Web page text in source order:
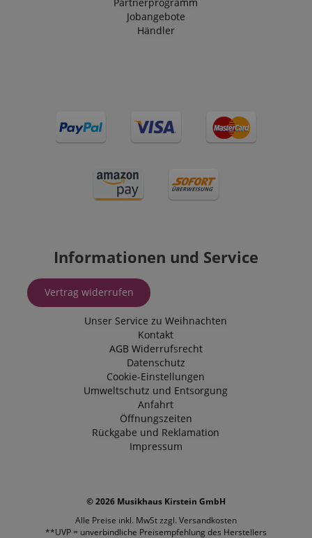
Jobangebote
Händler
Informationen und Service
Vertrag widerrufen
Unser Service zu Weihnachten
Kontakt
AGB Widerrufsrecht
Datenschutz
Cookie-Einstellungen
Umweltschutz und Entsorgung
Anfahrt
Öffnungszeiten
Rückgabe und Reklamation
Impressum
© 2026 Musikhaus Kirstein GmbH
Alle Preise inkl. MwSt zzgl. Versandkosten
**UVP = unverbindliche Preisempfehlung des Herstellers